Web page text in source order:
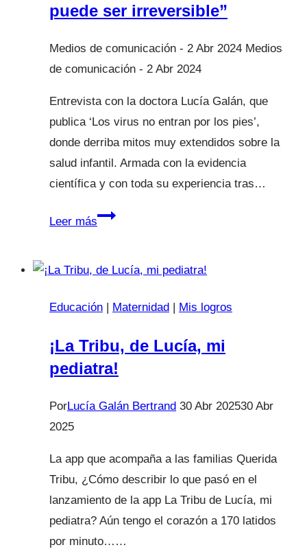
puede ser irreversible”
2 Abr 2024
2 Abr 2024
Entrevista con la doctora Lucía Galán, que
publica ‘Los virus no entran por los pies’,
donde derriba mitos muy extendidos sobre la
salud infantil. Armada con la evidencia
científica y con toda su experiencia tras…
Leer másLucía
sobre
padres
que
compran
el
alcohol
hijos:
“Tiene
un
impacto
en
Educación | Maternidad | Mis logros
¡La Tribu, de Lucía, mi
pediatra!
PorLucía Galán Bertrand 30 Abr 202530 Abr
2025
La app que acompaña a las familias Querida
Tribu, ¿Cómo describir lo que pasó en el
lanzamiento de la app La Tribu de Lucía, mi
pediatra? Aún tengo el corazón a 170 latidos
por minuto……